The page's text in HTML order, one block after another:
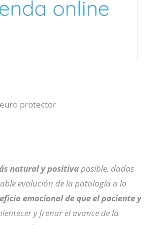
protector
natural y positivaposible, dadas
evolución de la patología a lo
emocional de que el paciente y
y frenar el avance de la